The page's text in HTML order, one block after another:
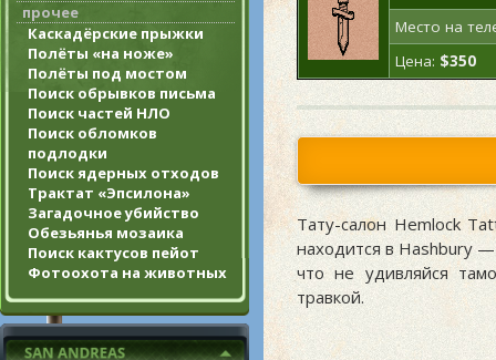
прочее
Каскадёрские прыжки
Полёты «на ноже»
Полёты под мостом
Поиск обрывков письма
Поиск частей НЛО
Поиск обломков
подлодки
Поиск ядерных отходов
Трактат «Эпсилона»
Загадочное убийство
Обезьянья мозаика
Поиск кактусов пейот
Фотоохота на животных
Место на
Цена: $350
Тату-салон Hemlock
находится в Hashbury
что не удивляйся
травкой.